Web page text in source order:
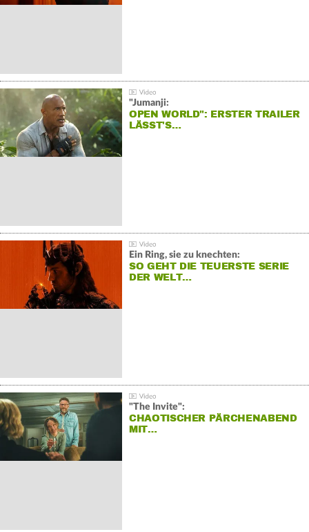
"Jumanji:
OPEN WORLD": ERSTER TRAILER
LÄSST'S…
Ein Ring, sie zu knechten:
SO GEHT DIE TEUERSTE SERIE
DER WELT…
"The Invite":
CHAOTISCHER PÄRCHENABEND
MIT…